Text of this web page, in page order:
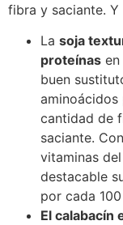
fibra y saciante.
La soja
proteínas
buen
aminoácidos
cantidad de
saciante.
vitaminas
destacable
por cada
El calabacín